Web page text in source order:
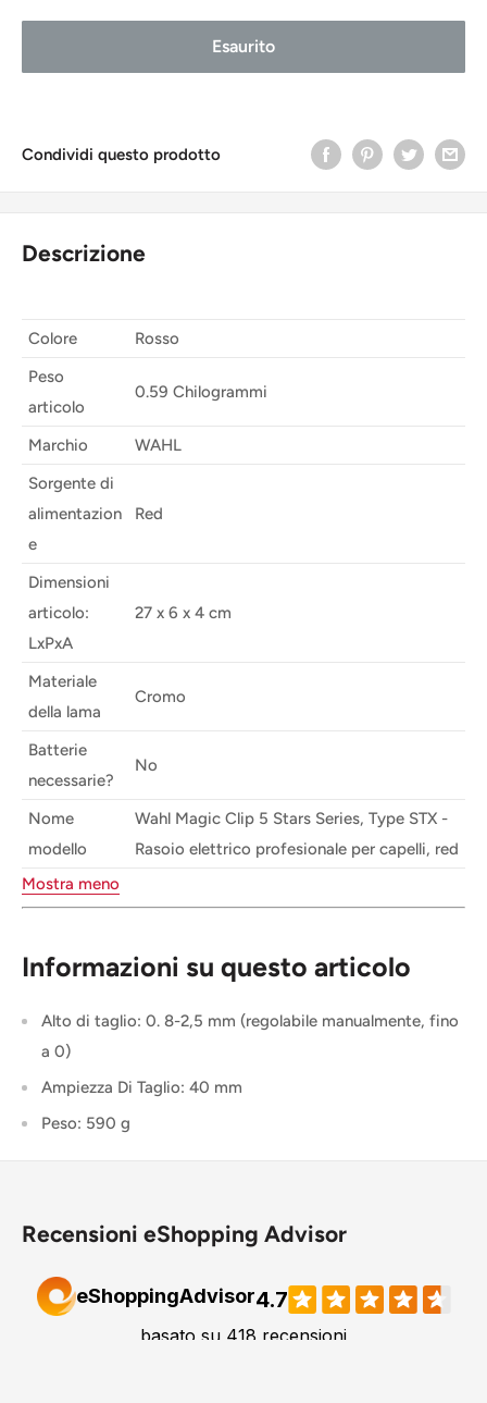
Come nuovo A
Buono stato B
Esaurito
Condividi questo prodotto
Descrizione
Colore
Rosso
Peso
articolo
0.59 Chilogrammi
Marchio
WAHL
Sorgente di
alimentazion
e
Red
Dimensioni
articolo:
LxPxA
27 x 6 x 4 cm
Materiale
della lama
Cromo
Batterie
necessarie?
No
Nome
modello
Wahl Magic Clip 5 Stars Series, Type STX -
Rasoio elettrico profesionale per capelli, red
Mostra meno
Informazioni su questo articolo
Alto di taglio: 0. 8-2,5 mm (regolabile manualmente, fino
a 0)
Ampiezza Di Taglio: 40 mm
Peso: 590 g
Recensioni eShopping Advisor